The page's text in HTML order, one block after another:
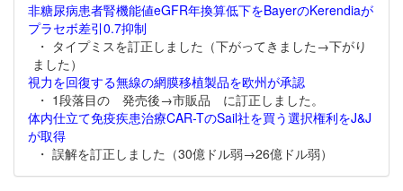
非糖尿病患者腎機能値eGFR年換算低下をBayerのKerendiaが
プラセボ差引0.7抑制
・ タイプミスを訂正しました（下がってきました→下がり
ました）
視力を回復する無線の網膜移植製品を欧州が承認
・ 1段落目の 発売後→市販品 に訂正しました。
体内仕立て免疫疾患治療CAR-TのSail社を買う選択権利をJ&J
が取得
・ 誤解を訂正しました（30億ドル弱→26億ドル弱）